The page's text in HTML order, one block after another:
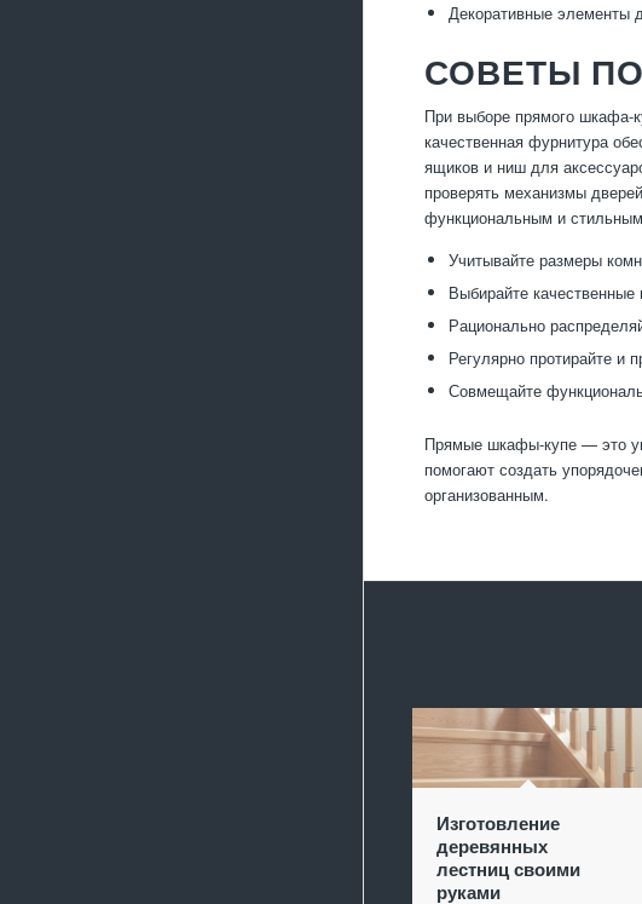
Декоративные элементы
СОВЕТЫ
При выборе прямого шкафа-
качественная фурнитура
ящиков и ниш для
проверять механизмы
функциональным и
Учитывайте размеры
Выбирайте
Рационально
Регулярно протирайте и
Совмещайте
Прямые шкафы-купе — это
помогают создать
организованным.
Изготовление
деревянных
лестниц своими
руками